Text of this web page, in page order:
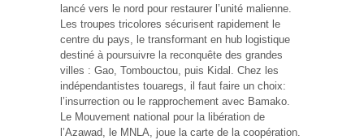
lancé vers le nord pour restaurer l’unité malienne.
Les troupes tricolores sécurisent rapidement le
centre du pays, le transformant en hub logistique
destiné à poursuivre la reconquête des grandes
villes : Gao, Tombouctou, puis Kidal. Chez les
indépendantistes touaregs, il faut faire un choix:
l’insurrection ou le rapprochement avec Bamako.
Le Mouvement national pour la libération de
l’Azawad, le MNLA, joue la carte de la coopération.